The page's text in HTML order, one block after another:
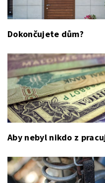
Dokončujete dům?
Aby nebyl nikdo z